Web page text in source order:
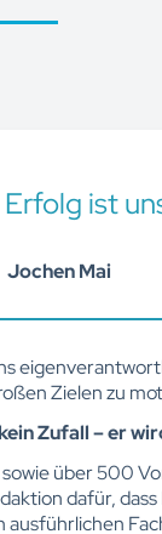
ist
Jochen Mai
Zielen zu
Zufall – er
über 500
dafür,
ausführlichen